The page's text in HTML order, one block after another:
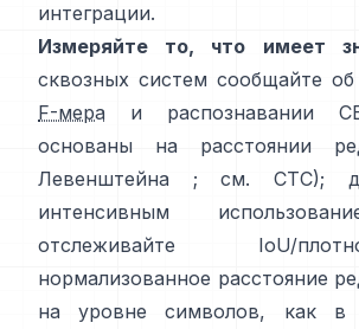
интеграции.
Измеряйте то, что имеет
сквозных систем сообщайте
F-мера и распознавании
основаны на расстоянии
Левенштейна ; см.
CTC);
интенсивным
отслеживайте IoU/
нормализованное расстояние
на уровне символов, как в